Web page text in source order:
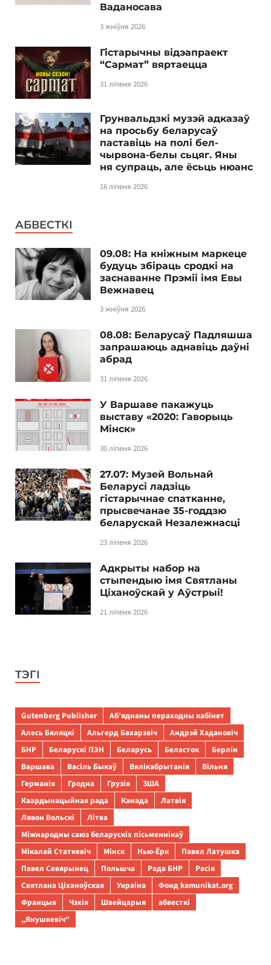
Ваданосава
3 жніўня 2026
Гістарычны відэапраект
“Сармат” вяртаецца
31 ліпеня 2026
Грунвальдзкі музэй адказаў
на просьбу беларусаў
паставіць на полі бел-
чырвона-белы сьцяг. Яны
ня супраць, але ёсьць нюанс
16 ліпеня 2026
АБВЕСТКІ
09.08: На кніжным маркеце
будуць збіраць сродкі на
заснаванне Прэміі імя Евы
Вежнавец
3 жніўня 2026
08.08: Беларусаў Падляшша
запрашаюць аднавіць даўні
абрад
31 ліпеня 2026
У Варшаве пакажуць
выставу «2020: Гаворыць
Мінск»
30 ліпеня 2026
27.07: Музей Вольнай
Беларусі ладзіць
гістарычнае спатканне,
прысвечанае 35-годдзю
беларускай Незалежнасці
23 ліпеня 2026
Адкрыты набор на
стыпендыю імя Святланы
Ціханоўскай у Аўстрыі!
21 ліпеня 2026
ТЭГІ
Gutenberg Publisher
Аб’яднаны пераходны кабінет
Алесь Бяляцкі
Альгерд Бахарэвіч
Андрэй Хадановіч
БНР
Беларускі ПЭН Беларусь Беласток
Берлін
Варшава
Васіль Быкаў Вялікабрытанія
Вільня
Германія
Гродна Грузія
ЗША
Каардынацыйная рада
Канада
Латвія
Лявон Вольскі
Літва
Міжнародны саюз беларускіх пісьменнікаў
Мікалай Статкевіч
Мінск Нью-Ёрк
Павел Латушка
Павел Севярынец
Польшча Рада БНР
Расія
Святлана Ціханоўская
Украіна
Фонд kamunikat.org
Францыя
Чэхія Швейцарыя
абвесткі
„Янушкевіч“